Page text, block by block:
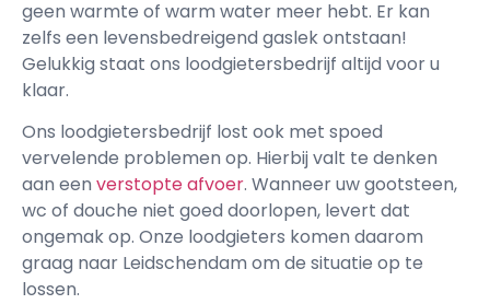
geen warmte of warm water meer hebt. Er kan
zelfs een levensbedreigend gaslek ontstaan!
Gelukkig staat ons loodgietersbedrijf altijd voor u
klaar.
Ons loodgietersbedrijf lost ook met spoed
vervelende problemen op. Hierbij valt te denken
aan een verstopte afvoer. Wanneer uw gootsteen,
wc of douche niet goed doorlopen, levert dat
ongemak op. Onze loodgieters komen daarom
graag naar Leidschendam om de situatie op te
lossen.